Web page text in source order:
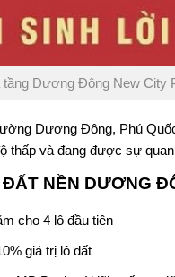
tầng Dương Đông New City
Dương Đông, Phú
thấp và đang được sự
ĐẤT NỀN DƯƠNG
cho 4 lô đầu tiên
giá trị lô đất